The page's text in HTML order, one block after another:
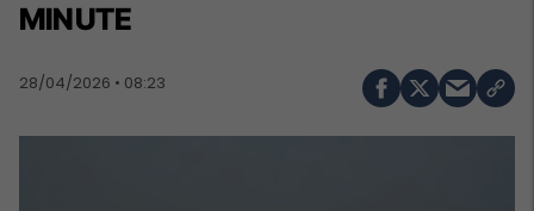
MINUTE
28/04/2026 • 08:23